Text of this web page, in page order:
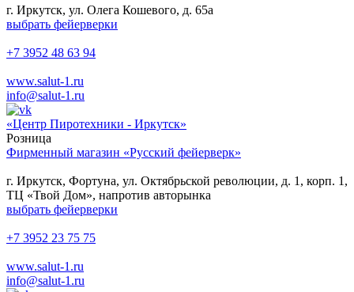
г. Иркутск, ул. Олега Кошевого, д. 65а
выбрать фейерверки
+7 3952 48 63 94
www.salut-1.ru
info@salut-1.ru
«Центр Пиротехники - Иркутск»
Розница
Фирменный магазин «Русский фейерверк»
г. Иркутск, Фортуна, ул. Октябрьской революции, д. 1, корп. 1,
ТЦ «Твой Дом», напротив авторынка
выбрать фейерверки
+7 3952 23 75 75
www.salut-1.ru
info@salut-1.ru